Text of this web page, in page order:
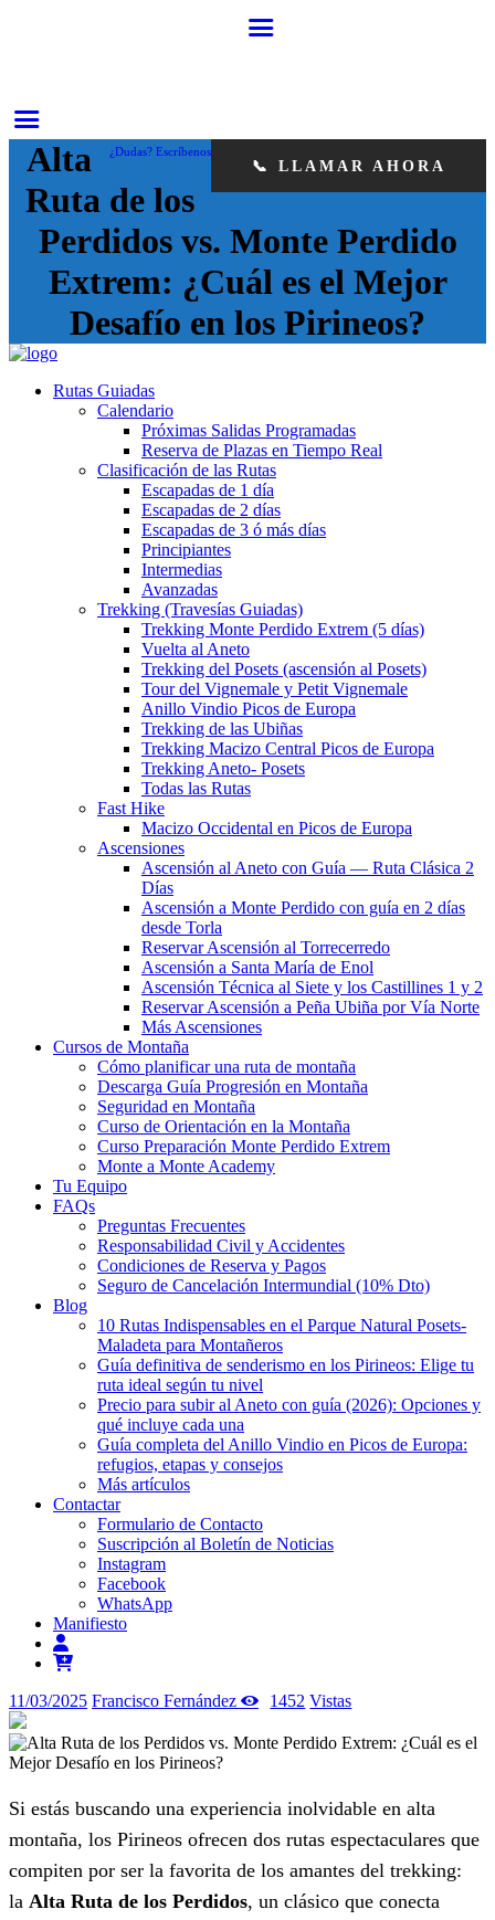
📞 LLAMAR AHORA
¿Dudas? Escríbenos
Alta
Ruta de los
Perdidos vs. Monte Perdido
Extrem: ¿Cuál es el Mejor
Desafío en los Pirineos?
Rutas Guiadas
Calendario
Próximas Salidas Programadas
Reserva de Plazas en Tiempo Real
Clasificación de las Rutas
Escapadas de 1 día
Escapadas de 2 días
Escapadas de 3 ó más días
Principiantes
Intermedias
Avanzadas
Trekking (Travesías Guiadas)
Trekking Monte Perdido Extrem (5 días)
Vuelta al Aneto
Trekking del Posets (ascensión al Posets)
Tour del Vignemale y Petit Vignemale
Anillo Vindio Picos de Europa
Trekking de las Ubiñas
Trekking Macizo Central Picos de Europa
Trekking Aneto- Posets
Todas las Rutas
Fast Hike
Macizo Occidental en Picos de Europa
Ascensiones
Ascensión al Aneto con Guía — Ruta Clásica 2
Días
Ascensión a Monte Perdido con guía en 2 días
desde Torla
Reservar Ascensión al Torrecerredo
Ascensión a Santa María de Enol
Ascensión Técnica al Siete y los Castillines 1 y 2
Reservar Ascensión a Peña Ubiña por Vía Norte
Más Ascensiones
Cursos de Montaña
Cómo planificar una ruta de montaña
Descarga Guía Progresión en Montaña
Seguridad en Montaña
Curso de Orientación en la Montaña
Curso Preparación Monte Perdido Extrem
Monte a Monte Academy
Tu Equipo
FAQs
Preguntas Frecuentes
Responsabilidad Civil y Accidentes
Condiciones de Reserva y Pagos
Seguro de Cancelación Intermundial (10% Dto)
Blog
10 Rutas Indispensables en el Parque Natural Posets-
Maladeta para Montañeros
Guía definitiva de senderismo en los Pirineos: Elige tu
ruta ideal según tu nivel
Precio para subir al Aneto con guía (2026): Opciones y
qué incluye cada una
Guía completa del Anillo Vindio en Picos de Europa:
refugios, etapas y consejos
Más artículos
Contactar
Formulario de Contacto
Suscripción al Boletín de Noticias
Instagram
Facebook
WhatsApp
Manifiesto
11/03/2025 Francisco Fernández 1452 Vistas
Si estás buscando una experiencia inolvidable en alta
montaña, los Pirineos ofrecen dos rutas espectaculares que
compiten por ser la favorita de los amantes del trekking:
la Alta Ruta de los Perdidos, un clásico que conecta